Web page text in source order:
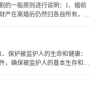
的一般原则进行说明：1、婚前
产在离婚后仍然归各自所有，不
关系存续期间所得的工资、奖
保护被监护人的生命和健康：
，确保被监护人的基本生存和身
监护人的财产：监护人需要妥